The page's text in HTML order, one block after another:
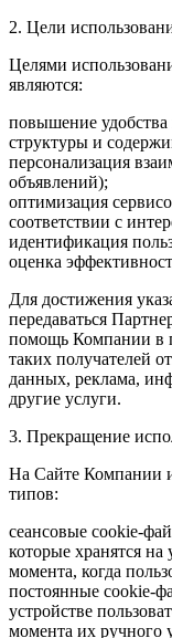
2. Цели
Целями
являются:
повышение удобства
структуры и
персонализация
объявлений);
оптимизация
соответствии с
идентификация
оценка
Для достижения
передаваться
помощь Компании в
таких получателей
данных, реклама,
другие услуги.
3. Прекращение
На Сайте Компании
типов:
сеансовые cookie-
которые хранятся на
момента, когда
постоянные cookie-
устройстве
момента их ручного